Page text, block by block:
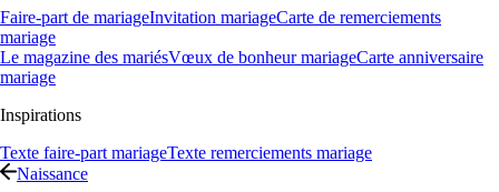
Faire-part de mariageInvitation mariageCarte de remerciements
mariage
Le magazine des mariésVœux de bonheur mariageCarte anniversaire
mariage
Inspirations
Texte faire-part mariageTexte remerciements mariage
Naissance